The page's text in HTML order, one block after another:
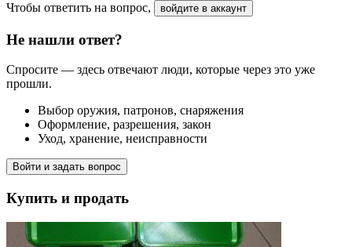
Чтобы ответить на вопрос, войдите в аккаунт
Не нашли ответ?
Спросите — здесь отвечают люди, которые через это уже
прошли.
Выбор оружия, патронов, снаряжения
Оформление, разрешения, закон
Уход, хранение, неисправности
Войти и задать вопрос
Купить и продать